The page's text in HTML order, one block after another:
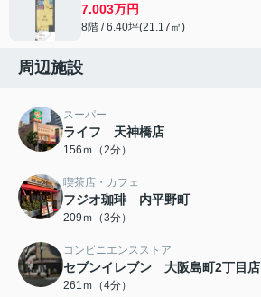
7.003万円
8階 / 6.40坪(21.17㎡)
周辺施設
スーパー
ライフ 天神橋店
156ｍ（2分）
喫茶店・カフェ
フジオ珈琲 内平野町
209ｍ（3分）
コンビニエンスストア
セブンイレブン 大阪島町2丁目店
261ｍ（4分）